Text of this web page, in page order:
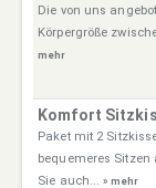
Die von uns
Körpergröße
mehr
Komfort
Paket mit 2
bequemeres
Sie auch...» mehr